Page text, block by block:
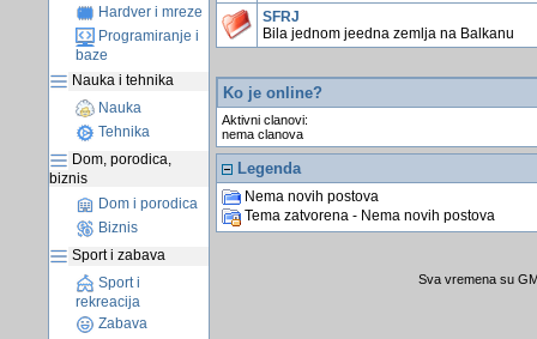
Hardver i mreze
Programiranje i
baze
Nauka i tehnika
Nauka
Tehnika
Dom, porodica,
biznis
Dom i porodica
Biznis
Sport i zabava
Sport i
rekreacija
Zabava
SFRJ
Bila jednom jeedna zemlja na Balkanu
Ko je online?
Aktivni clanovi:
nema clanova
Legenda
Nema novih postova
Tema zatvorena - Nema novih postova
Sva vremena su